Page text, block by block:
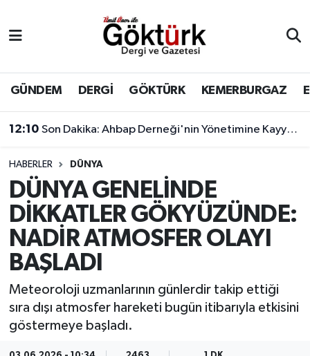
GÜNDEM DERGİ GÖKTÜRK KEMERBURGAZ
12:10 Son Dakika: Ahbap Derneği'nin Yönetimine Kayyum Atandı
HABERLER DÜNYA
DÜNYA GENELİNDE
DİKKATLER GÖKYÜZÜNDE:
NADİR ATMOSFER OLAYI
BAŞLADI
Meteoroloji uzmanlarının günlerdir takip ettiği
sıra dışı atmosfer hareketi bugün itibarıyla etkisini
göstermeye başladı.
BİLİM
DERGİ
DÜNYA
EĞİTİM
EKONOMİ
GÖKTÜRK
GÜNDEM
KEMERBURGAZ
Eyüpsultan Hava Durumu
Eyüpsultan Trafik Yoğunluk Haritası
Süper Lig Puan Durumu ve Fikstür
Tüm Manşetler
Son Dakika Haberleri
Haber Arşivi